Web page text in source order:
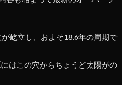
屹立し、およそ18.6年の周期で
にはこの穴からちょうど太陽がの